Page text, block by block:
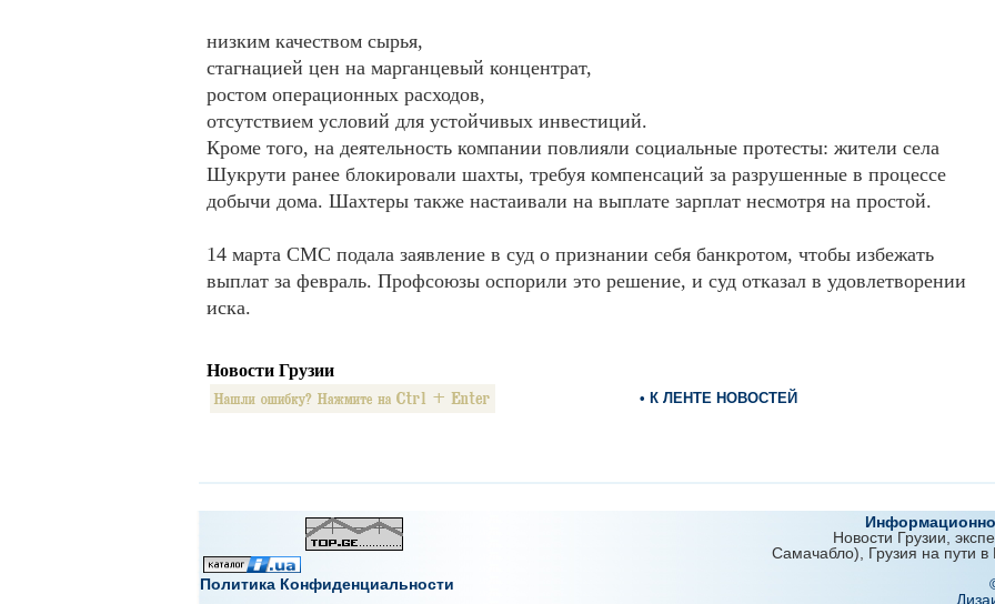
низким качеством сырья,
стагнацией цен на марганцевый концентрат,
ростом операционных расходов,
отсутствием условий для устойчивых инвестиций.
Кроме того, на деятельность компании повлияли социальные протесты: жители села
Шукрути ранее блокировали шахты, требуя компенсаций за разрушенные в процессе
добычи дома. Шахтеры также настаивали на выплате зарплат несмотря на простой.
14 марта CMC подала заявление в суд о признании себя банкротом, чтобы избежать
выплат за февраль. Профсоюзы оспорили это решение, и суд отказал в удовлетворении
иска.
Новости Грузии
• К ЛЕНТЕ НОВОСТЕЙ
Политика Конфиденциальности
Новости Грузии,
Самачабло), Грузия на пути в